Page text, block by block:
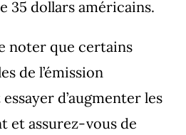
35 dollars américains.
noter que certains
de l’émission
d’augmenter les
et assurez-vous de